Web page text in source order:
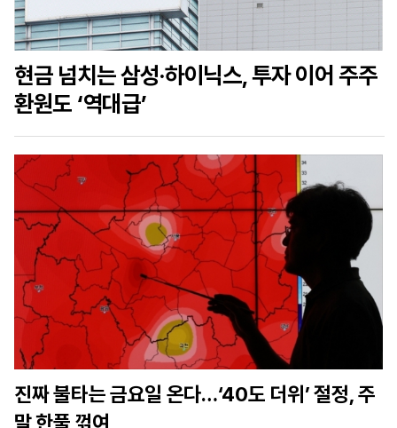
ENGLISH
中
文
Tiếng
Việt
지
면
기
신
문
독
후
원
기
제
보
시
회
사
개
앱
설
켓
파
워
운
세
학
동
골
프
현금 넘치는 삼성·하이닉스, 투자 이어 주주
환원도 ‘역대급’
진짜 불타는 금요일 온다…‘40도 더위’ 절정, 주
말 한풀 꺾여